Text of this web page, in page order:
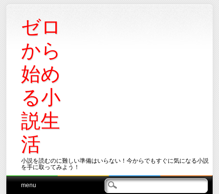
ゼロ
から
始め
る小
説生
活
小説を読むのに難しい準備はいらない！今からでもすぐに気になる小説
を手に取ってみよう！
Main menu
Skip
menu